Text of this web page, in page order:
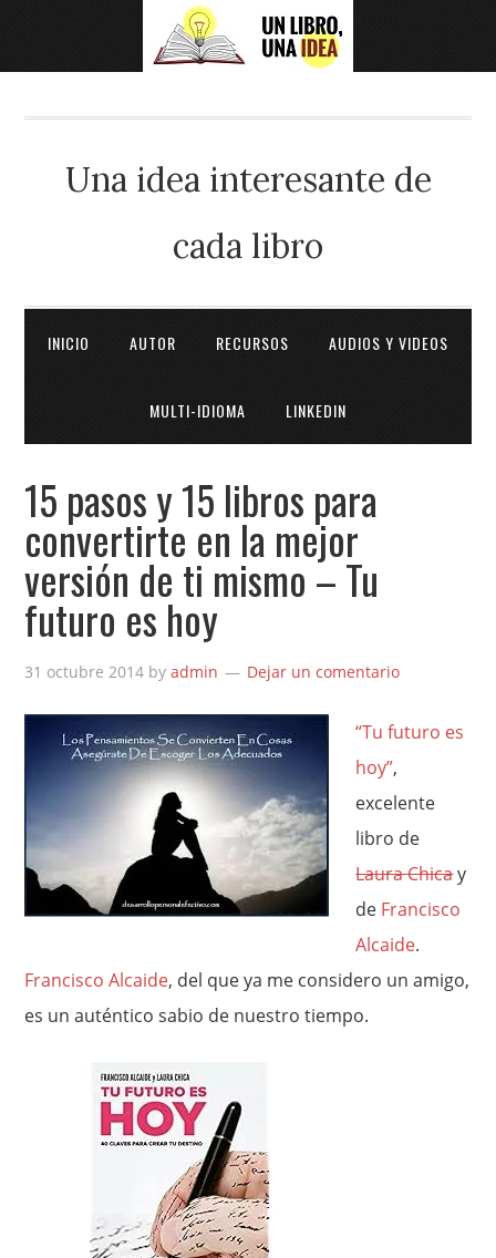
Una idea interesante de
cada libro
INICIO AUTOR RECURSOS AUDIOS Y VIDEOS
MULTI-IDIOMA LINKEDIN
15 pasos y 15 libros para
convertirte en la mejor
versión de ti mismo – Tu
futuro es hoy
31 octubre 2014 byadmin Dejar un comentario
“Tu futuro es
hoy”,
excelente
libro de
Laura Chicay
de Francisco
Alcaide.
Francisco Alcaide, del que ya me considero un amigo,
es un auténtico sabio de nuestro tiempo.